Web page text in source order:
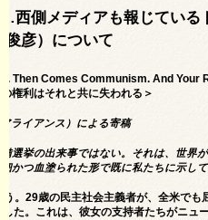
へ
ス
キ
ッ
プ
西側メディアも報じている
彦）について
Then Comes Communism. And Your
権利はそれと共に失われる＞
ライアンス）による寄稿
選挙の出来事ではない。それは、世界
かつ血塗られた形で既に私たちに示して
。29歳の民主社会主義者が、全米でも
た。これは、彼女の支持者たちがニュ